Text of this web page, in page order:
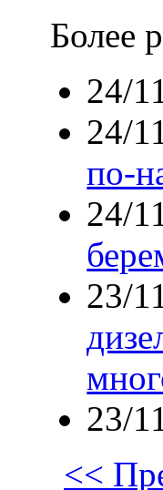
Более
24/
24/
по-
24/
23/
23/
<<